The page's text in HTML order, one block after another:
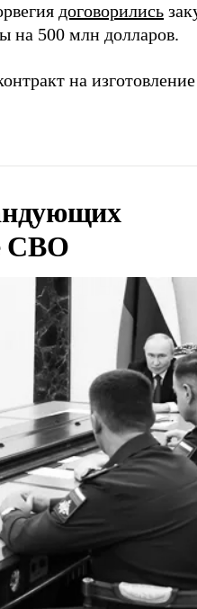
договорились
на 500 млн долларов.
на
СВО